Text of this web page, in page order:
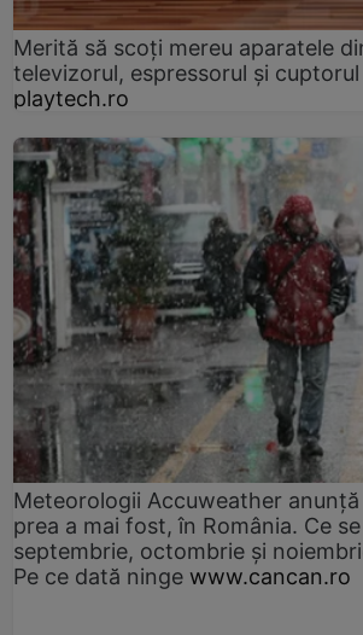
Merită să scoți mereu aparatele
televizorul, espressorul și
playtech.ro
Meteorologii Accuweather
prea a mai fost, în România. Ce
septembrie, octombrie și
Pe ce dată ninge www.cancan.ro